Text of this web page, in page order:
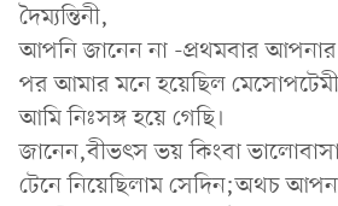
দৈম্যন্তিনী,
আপনি জানেন না -প্রথমবার
পর আমার মনে হয়েছিল
আমি নিঃসঙ্গ হয়ে গেছি।
জানেন,বীভৎস ভয় কিংবা
টেনে নিয়েছিলাম সেদিন;অথচ